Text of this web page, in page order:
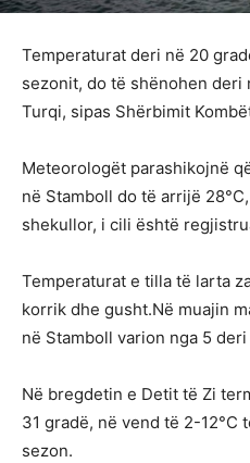
Temperaturat deri në 20
sezonit, do të shënohen deri
Turqi, sipas Shërbimit
Meteorologët parashikojnë
në Stamboll do të arrijë
shekullor, i cili është
Temperaturat e tilla të larta
korrik dhe gusht.Në muajin
në Stamboll varion nga 5 deri
Në bregdetin e Detit të Zi
31 gradë, në vend të 2-12°C
sezon.